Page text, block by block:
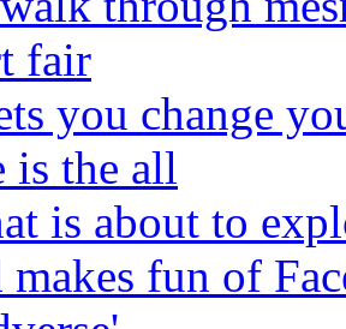
fair
you change
is the all
is about to
makes fun of